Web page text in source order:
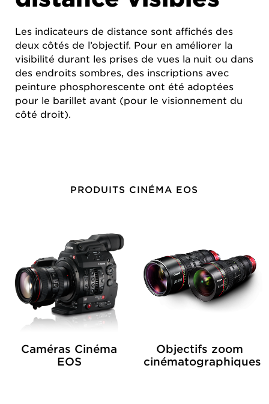
Les indicateurs de distance sont affichés des
deux côtés de l’objectif. Pour en améliorer la
visibilité durant les prises de vues la nuit ou dans
des endroits sombres, des inscriptions avec
peinture phosphorescente ont été adoptées
pour le barillet avant (pour le visionnement du
côté droit).
PRODUITS CINÉMA EOS
Caméras Cinéma
EOS
Objectifs zoom
cinématographiques